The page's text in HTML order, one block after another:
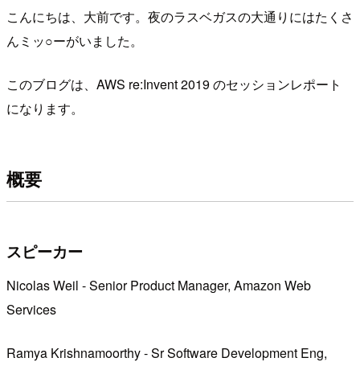
こんにちは、大前です。夜のラスベガスの大通りにはたくさ
んミッ○ーがいました。
このブログは、AWS re:Invent 2019 のセッションレポート
になります。
概要
スピーカー
Nicolas Weil - Senior Product Manager, Amazon Web
Services
Ramya Krishnamoorthy - Sr Software Development Eng,